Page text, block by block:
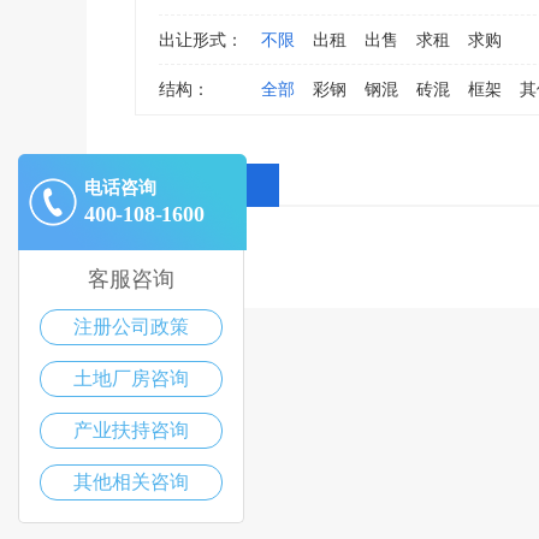
出让形式： 不限 出租 出售 求租 求购
结构： 全部 彩钢 钢混 砖混 框架
电话咨询
400-108-1600
客服咨询
注册公司政策
土地厂房咨询
产业扶持咨询
其他相关咨询